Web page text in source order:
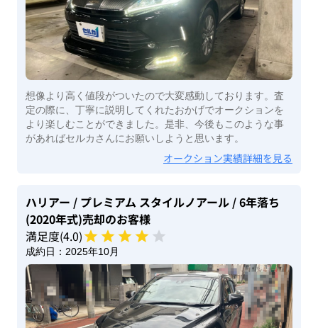
想像より高く値段がついたので大変感動しております。査
定の際に、丁寧に説明してくれたおかげでオークションを
より楽しむことができました。是非、今後もこのような事
があればセルカさんにお願いしようと思います。
オークション実績詳細を見る
ハリアー / プレミアム スタイルノアール / 6年落ち
(2020年式)売却のお客様
満足度(4.0)
成約日： 2025年10月